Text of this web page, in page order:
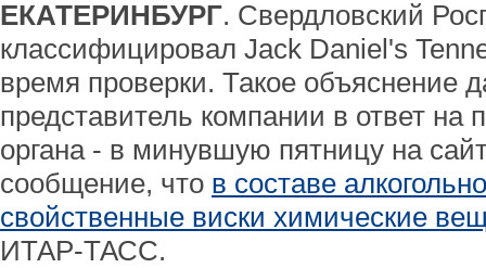
ЕКАТЕРИНБУРГ. Свердловский
классифицировал Jack Daniel's
время проверки. Такое объяснение
представитель компании в ответ на
органа - в минувшую пятницу на
сообщение, что в составе
свойственные виски химические
ИТАР-ТАСС.